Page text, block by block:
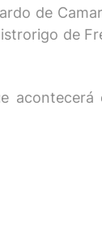
de
de
acontecerá